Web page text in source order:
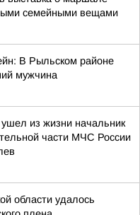
семейными вещами
В Рыльском районе
мужчина
ушел из жизни начальник
части МЧС России
области удалось